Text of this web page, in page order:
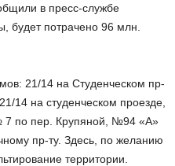
в пресс-службе
будет потрачено 96 млн.
21/14 на Студенческом пр-
14 на студенческом проезде,
по пер. Крупяной, №94 «А»
пр-ту. Здесь, по желанию
территории.